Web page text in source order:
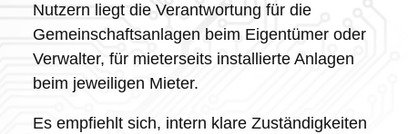
Nutzern liegt die Verantwortung für die
Gemeinschaftsanlagen beim Eigentümer oder
Verwalter, für mieterseits installierte Anlagen
beim jeweiligen Mieter.
Es empfiehlt sich, intern klare Zuständigkeiten